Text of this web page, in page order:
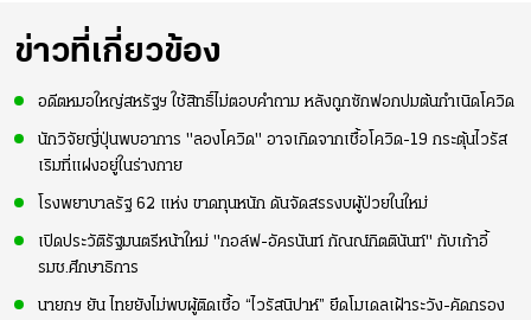
ข่าวที่เกี่ยวข้อง
อดีตหมอใหญ่สหรัฐฯ ใช้สิทธิ์ไม่ตอบคำถาม หลังถูกซักฟอกปมต้นกำเนิดโควิด
นักวิจัยญี่ปุ่นพบอาการ "ลองโควิด" อาจเกิดจากเชื้อโควิด-19 กระตุ้นไวรัส
เริมที่แฝงอยู่ในร่างกาย
โรงพยาบาลรัฐ 62 แห่ง ขาดทุนหนัก ดันจัดสรรงบผู้ป่วยในใหม่
เปิดประวัติรัฐมนตรีหน้าใหม่ "กอล์ฟ-อัครนันท์ กัณณ์กิตตินันท์" กับเก้าอี้
รมช.ศึกษาธิการ
นายกฯ ยัน ไทยยังไม่พบผู้ติดเชื้อ “ไวรัสนิปาห์” ยึดโมเดลเฝ้าระวัง-คัดกรอง